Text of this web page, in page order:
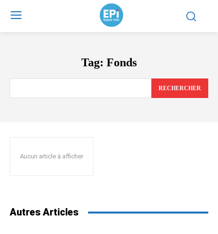
Tag: Fonds
RECHERCHER
Aucun article à afficher
Autres Articles